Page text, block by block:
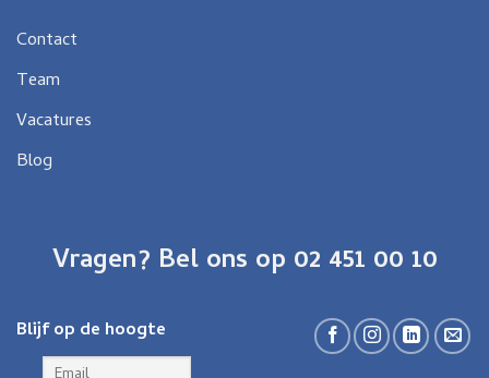
Contact
Team
Vacatures
Blog
Vragen? Bel ons op 02 451 00 10
Blijf op de hoogte